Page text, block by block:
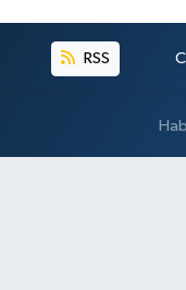
RSS